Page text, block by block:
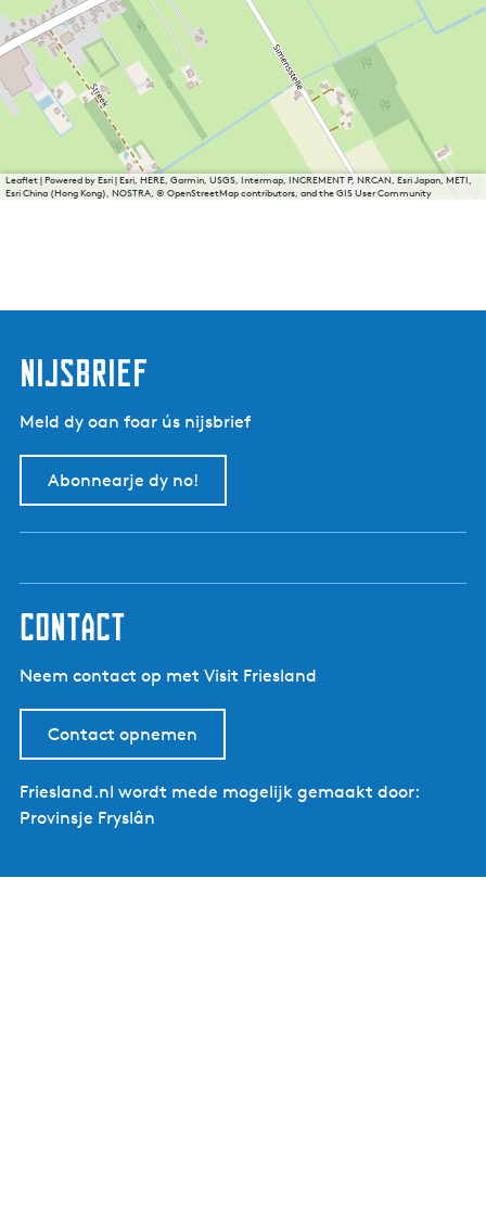
Leaflet|Powered by Esri | Esri, HERE, Garmin, USGS, Intermap, INCREMENT P, NRCAN, Esri Japan, METI,
Esri China (Hong Kong), NOSTRA, © OpenStreetMap contributors, and the GIS User Community
nijsbrief
Meld dy oan foar ús nijsbrief
Abonnearje dy no!
contact
Neem contact op met Visit Friesland
Contact opnemen
Friesland.nl wordt mede mogelijk gemaakt door:
Provinsje Fryslân